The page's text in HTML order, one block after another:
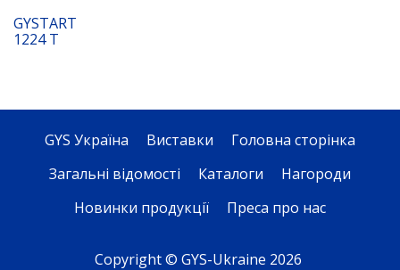
GYSTART
1224 T
GYS Україна Виставки
Головна сторінка
Загальні відомості
Каталоги
Нагороди
Новинки продукції
Преса про нас
Copyright © GYS-Ukraine 2026